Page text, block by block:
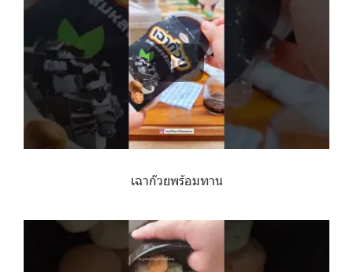
เฉาก๊วยพร้อมทาน